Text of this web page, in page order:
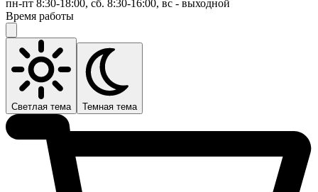
пн-пт 8:30-18:00, сб. 8:30-16:00, вс - выходной
Время работы
Светлая тема Темная тема